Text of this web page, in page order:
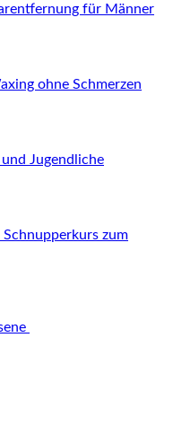
für Männer
ohne Schmerzen
Jugendliche
Schnupperkurs zum